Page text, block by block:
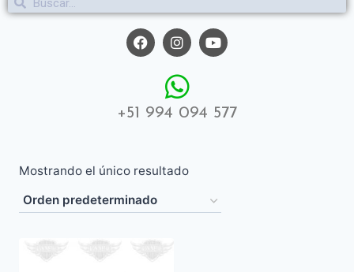
+51 994 094 577
Mostrando el único resultado